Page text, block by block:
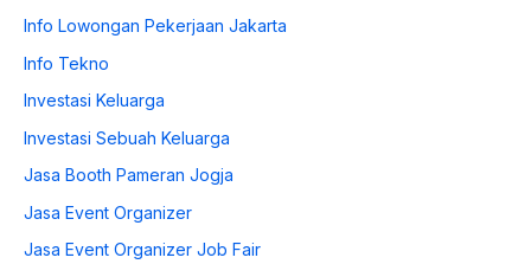
Info Lowongan Pekerjaan Jakarta
Info Tekno
Investasi Keluarga
Investasi Sebuah Keluarga
Jasa Booth Pameran Jogja
Jasa Event Organizer
Jasa Event Organizer Job Fair